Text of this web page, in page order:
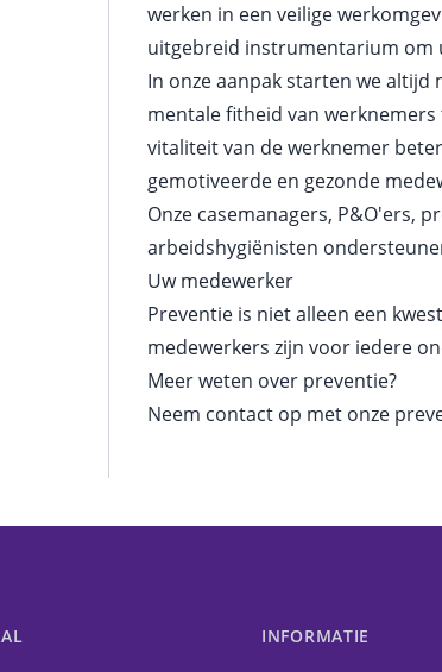
werken in een veilige
uitgebreid instrumentarium om
In onze aanpak starten we altijd
mentale fitheid van
vitaliteit van de werknemer
gemotiveerde en gezonde
Onze casemanagers, P&O'ers,
arbeidshygiënisten
Uw medewerker
Preventie is niet alleen een
medewerkers zijn voor iedere
Meer weten over preventie?
Neem contact op met onze
INFORMATIE